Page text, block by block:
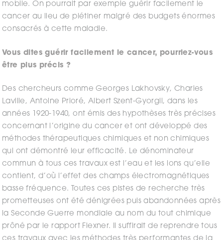
mobile. On pourrait par exemple guérir facilement le
cancer au lieu de piétiner malgré des budgets énormes
consacrés à cette maladie.
Vous dites guérir facilement le cancer, pourriez-vous
être plus précis ?
Des chercheurs comme Georges Lakhovsky, Charles
Laville, Antoine Prioré, Albert Szent-Gyorgii, dans les
années 1920-1940, ont émis des hypothèses très précises
concernant l’origine du cancer et ont développé des
méthodes thérapeutiques chimiques et non chimiques
qui ont démontré leur efficacité. Le dénominateur
commun à tous ces travaux est l’eau et les ions qu’elle
contient, d’où l’effet des champs électromagnétiques
basse fréquence. Toutes ces pistes de recherche très
prometteuses ont été dénigrées puis abandonnées après
la Seconde Guerre mondiale au nom du tout chimique
prôné par le rapport Flexner. Il suffirait de reprendre tous